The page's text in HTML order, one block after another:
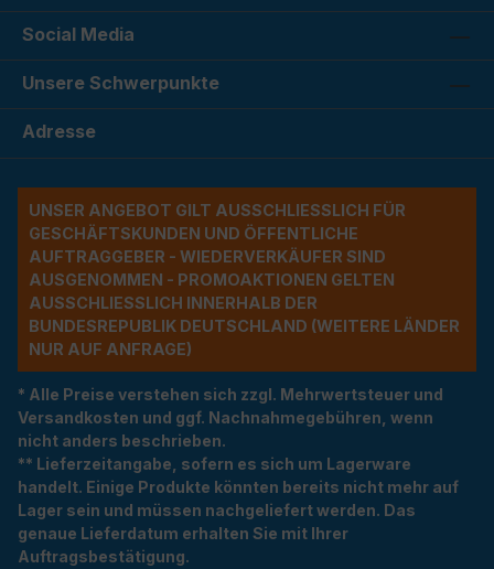
Social Media
Unsere Schwerpunkte
Adresse
UNSER ANGEBOT GILT AUSSCHLIESSLICH FÜR G
ESCHÄFTSKUNDEN UND ÖFFENTLICHE A
UFTRAGGEBER - WIEDERVERKÄUFER SIND A
USGENOMMEN - PROMOAKTIONEN GELTEN A
USSCHLIESSLICH INNERHALB DER BU
NDESREPUBLIK DEUTSCHLAND (WEITERE LÄNDER NU
R AUF ANFRAGE)
* Alle Preise verstehen sich zzgl. Mehrwertsteuer und
Versandkosten und ggf. Nachnahmegebühren, wenn
nicht anders beschrieben.
** Lieferzeitangabe, sofern es sich um Lagerware
handelt. Einige Produkte könnten bereits nicht mehr auf
Lager sein und müssen nachgeliefert werden. Das
genaue Lieferdatum erhalten Sie mit Ihrer
Auftragsbestätigung.